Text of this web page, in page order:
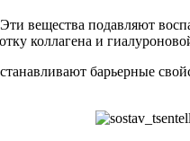
вещества подавляют
коллагена и
барьерные